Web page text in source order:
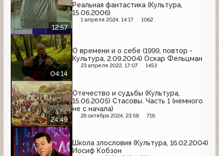
12:57
Реальная фантастика (Культура,
15.06.2006)
1 апреля 2024, 14:17 1062
04:14
О времени и о себе (1999, повтор -
Культура, 2.09.2004) Оскар Фельцман
23 апреля 2022, 17:07 1453
24:49
Отечество и судьбы (Культура,
15.06.2005) Стасовы. Часть 1 (немного
не с начала)
26 октября 2024, 23:58 716
Школа злословия (Культура, 16.02.2004)
Иосиф Кобзон